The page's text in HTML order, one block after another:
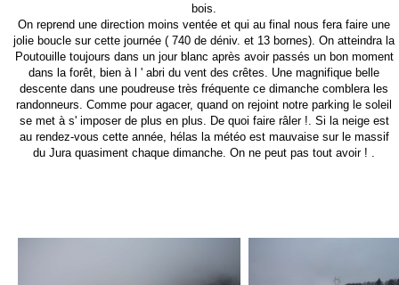
bois.
On reprend une direction moins ventée et qui au final nous fera faire une
jolie boucle sur cette journée ( 740 de déniv. et 13 bornes). On atteindra la
Poutouille toujours dans un jour blanc après avoir passés un bon moment
dans la forêt, bien à l ' abri du vent des crêtes. Une magnifique belle
descente dans une poudreuse très fréquente ce dimanche comblera les
randonneurs. Comme pour agacer, quand on rejoint notre parking le soleil
se met à s' imposer de plus en plus. De quoi faire râler !. Si la neige est
au rendez-vous cette année, hélas la météo est mauvaise sur le massif
du Jura quasiment chaque dimanche. On ne peut pas tout avoir ! .